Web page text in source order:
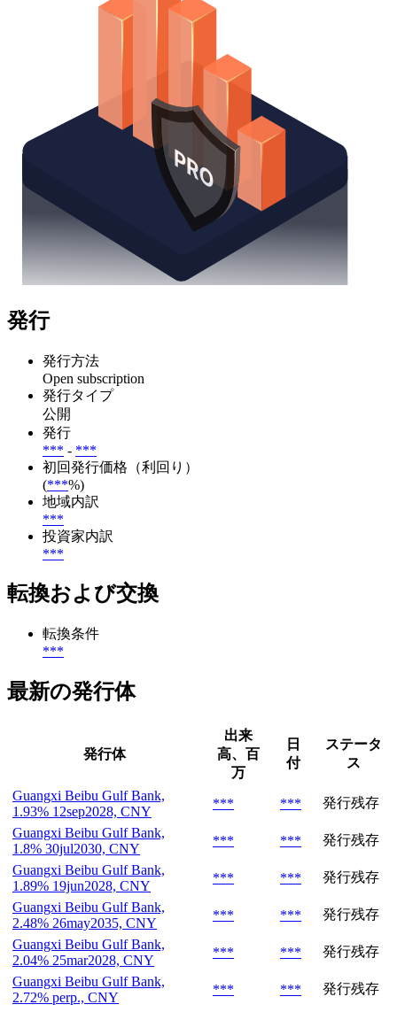
発行
発行方法
Open subscription
発行タイプ
公開
発行
*** - ***
初回発行価格（利回り）
(***%)
地域内訳
***
投資家内訳
***
転換および交換
転換条件
***
最新の発行体
発行体
出来
高、百
万
日
付
ステータ
ス
Guangxi Beibu Gulf Bank,
1.93% 12sep2028, CNY
*** ***
発行残存
Guangxi Beibu Gulf Bank,
1.8% 30jul2030, CNY
*** ***
発行残存
Guangxi Beibu Gulf Bank,
1.89% 19jun2028, CNY
*** ***
発行残存
Guangxi Beibu Gulf Bank,
2.48% 26may2035, CNY
*** ***
発行残存
Guangxi Beibu Gulf Bank,
2.04% 25mar2028, CNY
*** ***
発行残存
Guangxi Beibu Gulf Bank,
2.72% perp., CNY
*** ***
発行残存